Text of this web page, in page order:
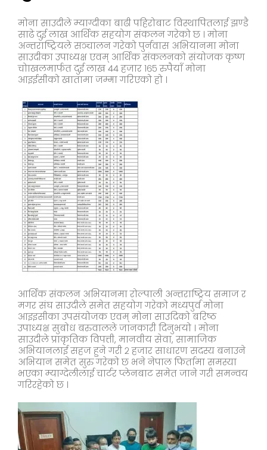
मोना साउदीले म्याग्दीका बाढी पहिरोबाट विस्थापितलाई झण्डै
साढे दुई लाख आर्थिक सहयोग संकलन गरेको छ । मोना
अन्तराष्ट्रियले सञ्चालन गरेको पुर्नवास अभियानमा मोना
साउदीका उपाध्यक्ष एवम् आर्थिक संकलनको संयोजक कृष्ण
चोाखलमार्फत दुई लाख ४४ हजार १६५ रुपैयाँ मोना
आइईसीको खातामा जम्मा गरिएको हो ।
आर्थिक संकलन अभियानमा रोल्पाली अन्तराष्ट्रिय समाज र
मगर संघ साउदीले समेत सहयोग गरेको मध्यपुर्व मोना
आइइसीका उपसंयोजक एवम् मोना साउदिको बरिष्ठ
उपाध्यक्ष सुबोध बरुवालले जानकारी दिनुभयो । मोना
साउदीले प्राकृतिक विपत्ती, मानवीय सेवा, सामाजिक
अभियानलाई सहज हुने गरी २ हजार साधारण सदस्य बनाउने
अभियान समेत सुरु गरेको छ भने नेपाल फिर्तामा समस्या
भएका म्याग्देलीलाई चार्टर प्लेनबाट समेत जाने गरी समन्वय
गरिरहेको छ ।